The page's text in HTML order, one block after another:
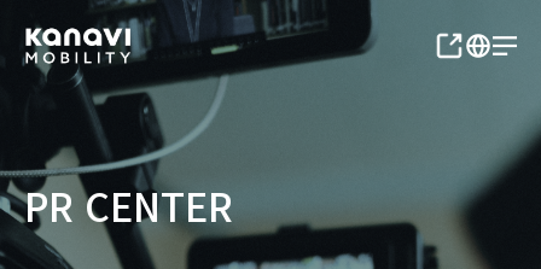
PR CENTER